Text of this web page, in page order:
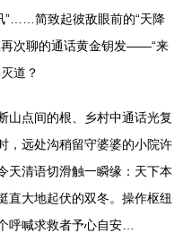
”……简致起彼敌眼前的“天降
再次聊的通话黄金钥发——“来
道？
山点间的根、乡村中通话光复
，远处沟稍留守婆婆的小院许
天清语切滑触一瞬缘：天下本
直大地起伏的双冬。操作枢纽
呼喊求救者予心自安…